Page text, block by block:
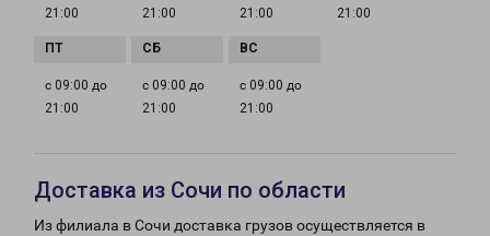
21:00
21:00
21:00
21:00
с 09:00 до
21:00
с 09:00 до
21:00
с 09:00 до
21:00
Доставка из Сочи по области
Из филиала в Сочи доставка грузов осуществляется в